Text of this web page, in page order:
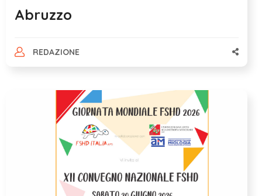
Abruzzo
REDAZIONE